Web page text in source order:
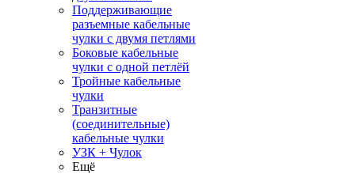
Поддерживающие
разъемные кабельные
чулки с двумя петлями
Боковые кабельные
чулки с одной петлёй
Тройные кабельные
чулки
Транзитные
(соединительные)
кабельные чулки
УЗК + Чулок
Ещё